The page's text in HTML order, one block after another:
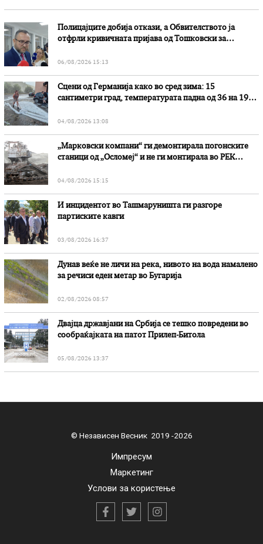
Полицајците добија откази, а Обвителството ја
отфрли кривичната пријава од Тошковски за
06/08/2026 15:13
Сцени од Германија како во сред зима: 15
сантиметри град, температурата падна од 36 на 19
04/08/2026 13:08
„Марковски компани“ ги демонтирала погонските
станици од „Осломеј“ и не ги монтирала во РЕК
04/08/2026 15:15
И инцидентот во Ташмаруништa ги разгоре
партиските кавги
03/08/2026 16:37
Дунав веќе не личи на река, нивото на вода намалено
за речиси еден метар во Бугарија
02/08/2026 08:57
Двајца државјани на Србија се тешко повредени во
сообраќајката на патот Прилеп-Битола
05/08/2026 13:37
© Независен Весник 2019 -2026
Импресум
Маркетинг
Услови за користење